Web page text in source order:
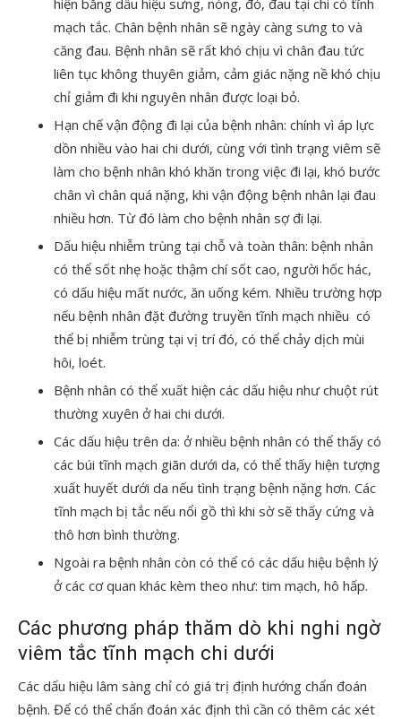
mạch tắc. Chân bệnh nhân sẽ ngày càng sưng to và
căng đau. Bệnh nhân sẽ rất khó chịu vì chân đau tức
liên tục không thuyên giảm, cảm giác nặng nề khó chịu
chỉ giảm đi khi nguyên nhân được loại bỏ.
Hạn chế vận động đi lại của bệnh nhân: chính vì áp lực
dồn nhiều vào hai chi dưới, cùng với tình trạng viêm sẽ
làm cho bệnh nhân khó khăn trong việc đi lại, khó bước
chân vì chân quá nặng, khi vận động bệnh nhân lại đau
nhiều hơn. Từ đó làm cho bệnh nhân sợ đi lại.
Dấu hiệu nhiễm trùng tại chỗ và toàn thân: bệnh nhân
có thể sốt nhẹ hoặc thậm chí sốt cao, người hốc hác,
có dấu hiệu mất nước, ăn uống kém. Nhiều trường hợp
nếu bệnh nhân đặt đường truyền tĩnh mạch nhiều có
thể bị nhiễm trùng tại vị trí đó, có thể chảy dịch mùi
hôi, loét.
Bệnh nhân có thể xuất hiện các dấu hiệu như chuột rút
thường xuyên ở hai chi dưới.
Các dấu hiệu trên da: ở nhiều bệnh nhân có thể thấy có
các búi tĩnh mạch giãn dưới da, có thể thấy hiện tượng
xuất huyết dưới da nếu tình trạng bệnh nặng hơn. Các
tĩnh mạch bị tắc nếu nổi gồ thì khi sờ sẽ thấy cứng và
thô hơn bình thường.
Ngoài ra bệnh nhân còn có thể có các dấu hiệu bệnh lý
ở các cơ quan khác kèm theo như: tim mạch, hô hấp.
Các phương pháp thăm dò khi nghi ngờ
viêm tắc tĩnh mạch chi dưới
Các dấu hiệu lâm sàng chỉ có giá trị định hướng chẩn đoán
bệnh. Để có thể chẩn đoán xác định thì cần có thêm các xét